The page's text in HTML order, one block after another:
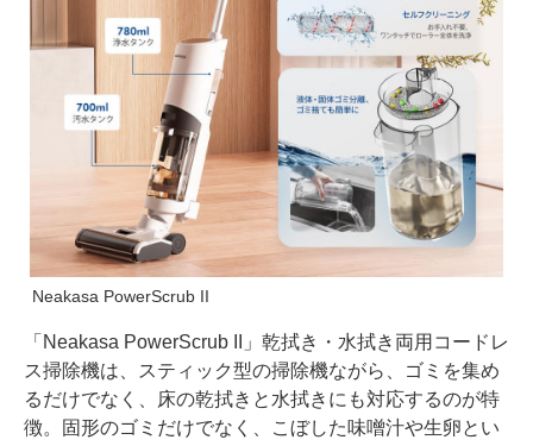
Neakasa PowerScrub II
「Neakasa PowerScrub II」乾拭き・水拭き両用コードレ
ス掃除機は、スティック型の掃除機ながら、ゴミを集め
るだけでなく、床の乾拭きと水拭きにも対応するのが特
徴。固形のゴミだけでなく、こぼした味噌汁や生卵とい